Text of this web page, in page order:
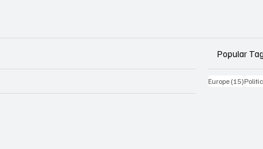
Popular
Europe (15)15